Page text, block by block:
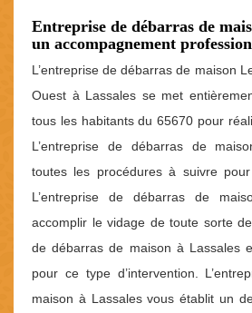
Entreprise de débarras de
un accompagnement
L’entreprise de débarras de maison
Ouest à Lassales se met
tous les habitants du 65670 pour
L’entreprise de débarras de
toutes les procédures à suivre
L’entreprise de débarras de
accomplir le vidage de toute sorte
de débarras de maison à Lassales
pour ce type d’intervention.
maison à Lassales vous établit un